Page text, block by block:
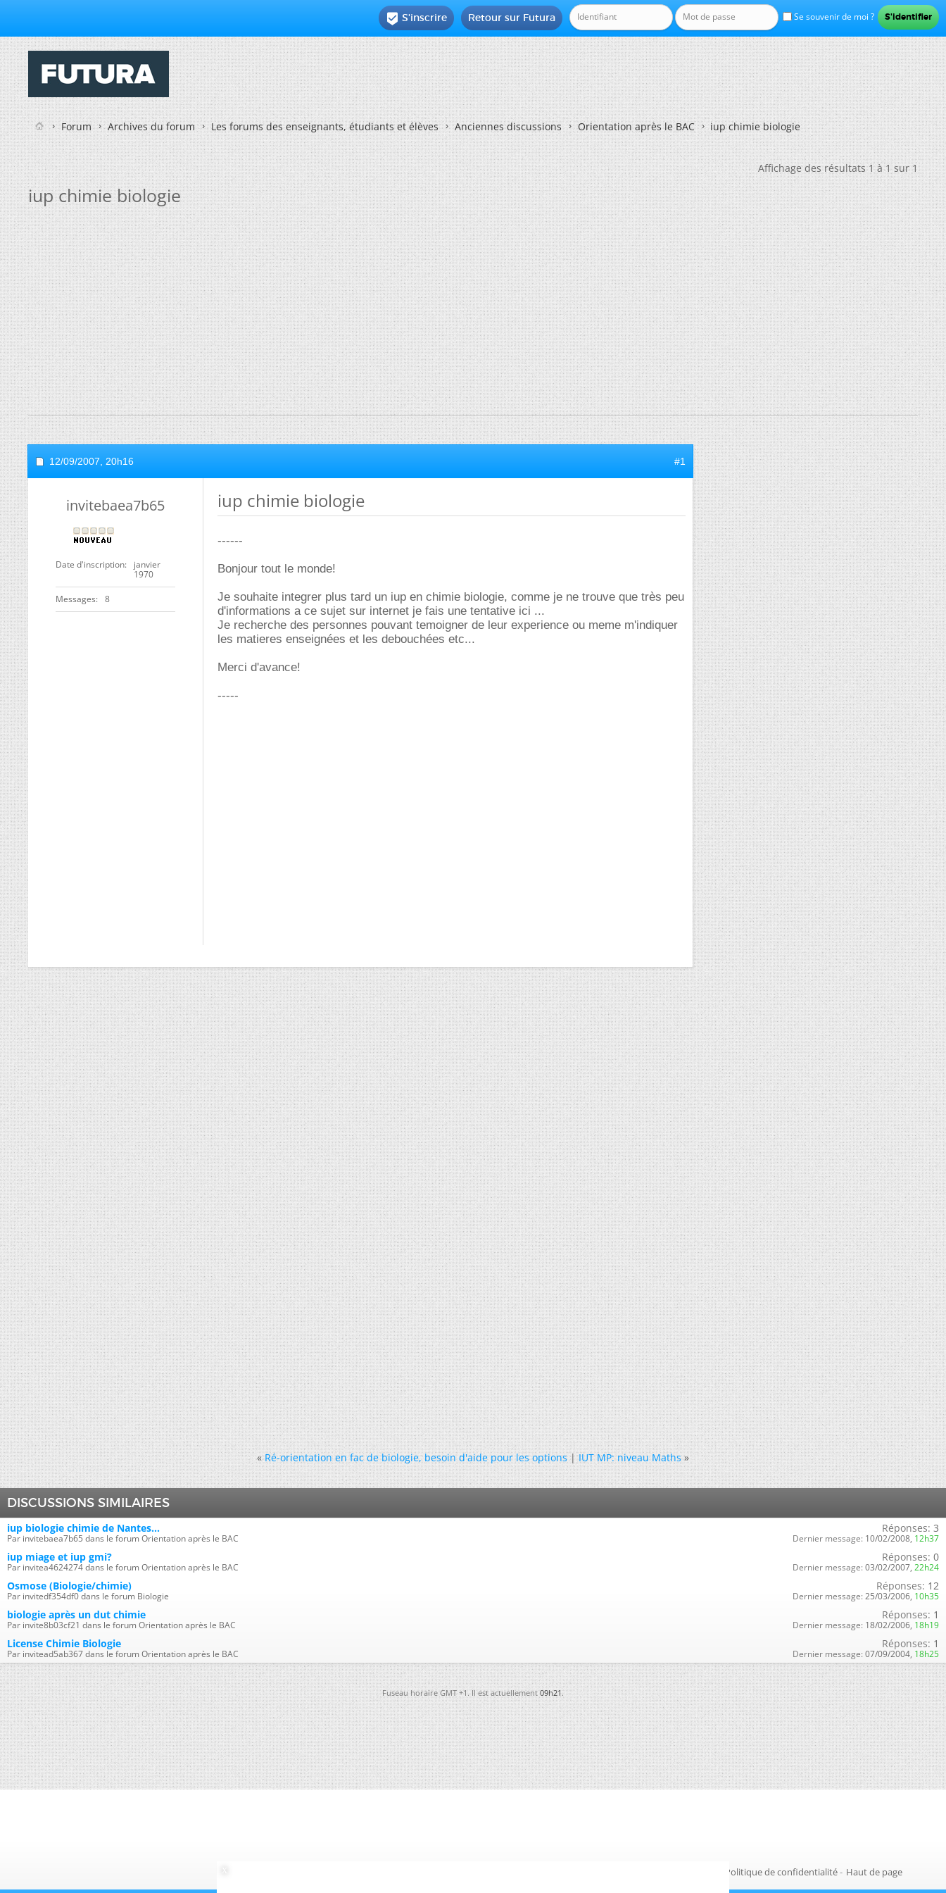
Se souvenir de moi ?
Retour sur Futura
 S'inscrire
Forum Archives du forum Les forums des enseignants, étudiants et élèves Anciennes discussions Orientation après le BAC iup chimie biologie
Affichage des résultats 1 à 1 sur 1
iup chimie biologie
12/09/2007, 20h16 #1
invitebaea7b65
Date d'inscription
janvier
1970
Messages 8
iup chimie biologie
------
Bonjour tout le monde!
Je souhaite integrer plus tard un iup en chimie biologie, comme je ne trouve que très peu
d'informations a ce sujet sur internet je fais une tentative ici ...
Je recherche des personnes pouvant temoigner de leur experience ou meme m'indiquer
les matieres enseignées et les debouchées etc...
Merci d'avance!
-----
« Ré-orientation en fac de biologie, besoin d'aide pour les options|IUT MP: niveau Maths »
DISCUSSIONS SIMILAIRES
iup biologie chimie de Nantes...
Par invitebaea7b65 dans le forum Orientation après le BAC
Réponses: 3
Dernier message: 10/02/2008, 12h37
iup miage et iup gmi?
Par invitea4624274 dans le forum Orientation après le BAC
Réponses: 0
Dernier message: 03/02/2007, 22h24
Osmose (Biologie/chimie)
Par invitedf354df0 dans le forum Biologie
Réponses: 12
Dernier message: 25/03/2006, 10h35
biologie après un dut chimie
Par invite8b03cf21 dans le forum Orientation après le BAC
Réponses: 1
Dernier message: 18/02/2006, 18h19
License Chimie Biologie
Par invitead5ab367 dans le forum Orientation après le BAC
Réponses: 1
Dernier message: 07/09/2004, 18h25
Fuseau horaire GMT +1. Il est actuellement09h21.
Politique de confidentialité- Haut de page